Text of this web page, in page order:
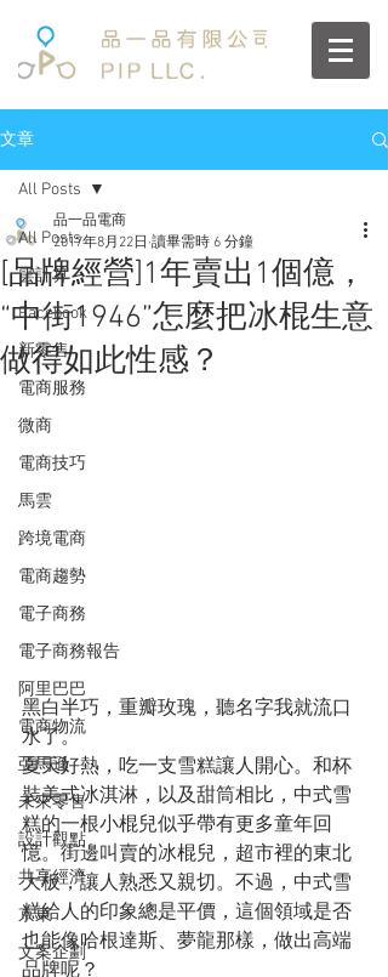
文章
All Posts
雲計算
Facebook
新零售
電商服務
微商
電商技巧
馬雲
跨境電商
電商趨勢
電子商務
電子商務報告
阿里巴巴
電商物流
亞馬遜
未來零售
設計觀點
共享經濟
京東
文案企劃
All Posts
[品牌經營]1年賣出1個億，
“中街1946”怎麼把冰棍生意
做得如此性感？
品一品電商
2017年8月22日 讀畢需時 6 分鐘
黑白半巧，重瓣玫瑰，聽名字我就流口
水了。
夏天好熱，吃一支雪糕讓人開心。和杯
裝美式冰淇淋，以及甜筒相比，中式雪
糕的一根小棍兒似乎帶有更多童年回
憶。街邊叫賣的冰棍兒，超市裡的東北
大板，讓人熟悉又親切。不過，中式雪
糕給人的印象總是平價，這個領域是否
也能像哈根達斯、夢龍那樣，做出高端
品牌呢？